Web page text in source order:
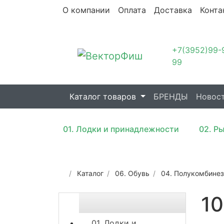
О компании Оплата Доставка
+7(3952)99-
99
Каталог товаров БРЕНДЫ
01. Лодки и принадлежности 02.
Каталог 06. Обувь 04.